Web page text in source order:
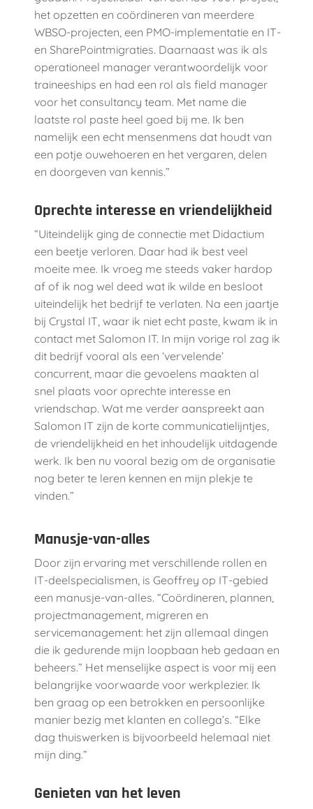
het opzetten en coördineren van meerdere
WBSO-projecten, een PMO-implementatie en IT-
en SharePointmigraties. Daarnaast was ik als
operationeel manager verantwoordelijk voor
traineeships en had een rol als field manager
voor het consultancy team. Met name die
laatste rol paste heel goed bij me. Ik ben
namelijk een echt mensenmens dat houdt van
een potje ouwehoeren en het vergaren, delen
en doorgeven van kennis.”
Oprechte interesse en vriendelijkheid
“Uiteindelijk ging de connectie met Didactium
een beetje verloren. Daar had ik best veel
moeite mee. Ik vroeg me steeds vaker hardop
af of ik nog wel deed wat ik wilde en besloot
uiteindelijk het bedrijf te verlaten. Na een jaartje
bij Crystal IT, waar ik niet echt paste, kwam ik in
contact met Salomon IT. In mijn vorige rol zag ik
dit bedrijf vooral als een ‘vervelende’
concurrent, maar die gevoelens maakten al
snel plaats voor oprechte interesse en
vriendschap. Wat me verder aanspreekt aan
Salomon IT zijn de korte communicatielijntjes,
de vriendelijkheid en het inhoudelijk uitdagende
werk. Ik ben nu vooral bezig om de organisatie
nog beter te leren kennen en mijn plekje te
vinden.”
Manusje-van-alles
Door zijn ervaring met verschillende rollen en
IT-deelspecialismen, is Geoffrey op IT-gebied
een manusje-van-alles. “Coördineren, plannen,
projectmanagement, migreren en
servicemanagement: het zijn allemaal dingen
die ik gedurende mijn loopbaan heb gedaan en
beheers.” Het menselijke aspect is voor mij een
belangrijke voorwaarde voor werkplezier. Ik
ben graag op een betrokken en persoonlijke
manier bezig met klanten en collega’s. “Elke
dag thuiswerken is bijvoorbeeld helemaal niet
mijn ding.”
Genieten van het leven